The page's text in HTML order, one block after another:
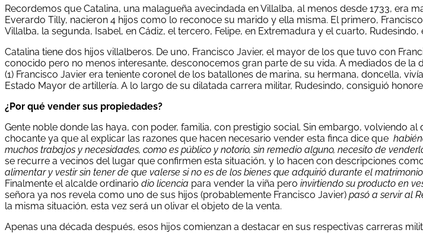
Recordemos que Catalina, una malagueña avecindada en Villalba, al menos desde 1733, era
Everardo Tilly, nacieron 4 hijos como lo reconoce su marido y ella misma. El primero,
Villalba, la segunda, Isabel, en Cádiz, el tercero, Felipe, en Extremadura y el cuarto,
Catalina tiene dos hijos villalberos. De uno, Francisco Javier, el mayor de los que tuvo con
conocido pero no menos interesante, desconocemos gran parte de su vida. A mediados de
(1) Francisco Javier era teniente coronel de los batallones de marina, su hermana, doncella,
Estado Mayor de artillería. A lo largo de su dilatada carrera militar, Rudesindo, consiguió
¿Por qué vender sus propiedades?
Gente noble donde las haya, con poder, familia, con prestigio social. Sin embargo, volviendo
chocante ya que al explicar las razones que hacen necesario vender esta finca dice que
muchos trabajos y necesidades, como es público y notorio, sin remedio alguno, necesito de
se recurre a vecinos del lugar que confirmen esta situación, y lo hacen con descripciones
alimentar y vestir sin tener de que valerse si no es de los bienes que adquirió durante el
Finalmente el alcalde ordinario dio licencia para vender la viña pero invirtiendo su producto en
señora ya nos revela como uno de sus hijos (probablemente Francisco Javier) pasó a servir al
la misma situación, esta vez será un olivar el objeto de la venta.
Apenas una década después, esos hijos comienzan a destacar en sus respectivas carreras